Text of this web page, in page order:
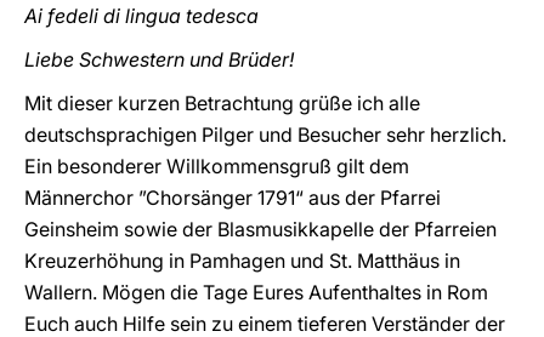
Ai fedeli di lingua tedesca
Liebe Schwestern und Brüder!
Mit dieser kurzen Betrachtung grüße ich alle
deutschsprachigen Pilger und Besucher sehr herzlich.
Ein besonderer Willkommensgruß gilt dem
Männerchor ”Chorsänger 1791“ aus der Pfarrei
Geinsheim sowie der Blasmusikkapelle der Pfarreien
Kreuzerhöhung in Pamhagen und St. Matthäus in
Wallern. Mögen die Tage Eures Aufenthaltes in Rom
Euch auch Hilfe sein zu einem tieferen Verständer der